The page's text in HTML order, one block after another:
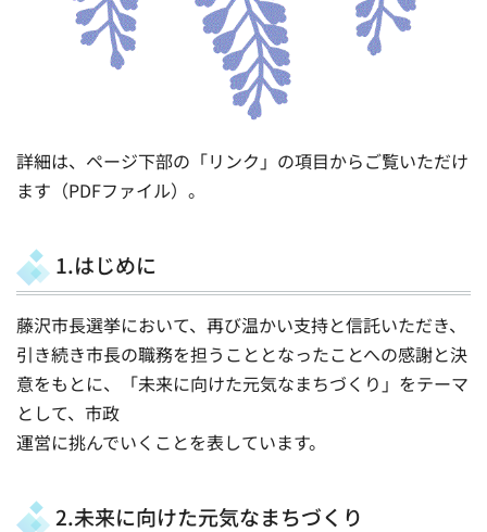
詳細は、ページ下部の「リンク」の項目からご覧いただけ
ます（PDFファイル）。
1.はじめに
藤沢市長選挙において、再び温かい支持と信託いただき、
引き続き市長の職務を担うこととなったことへの感謝と決
意をもとに、「未来に向けた元気なまちづくり」をテーマ
として、市政
運営に挑んでいくことを表しています。
2.未来に向けた元気なまちづくり